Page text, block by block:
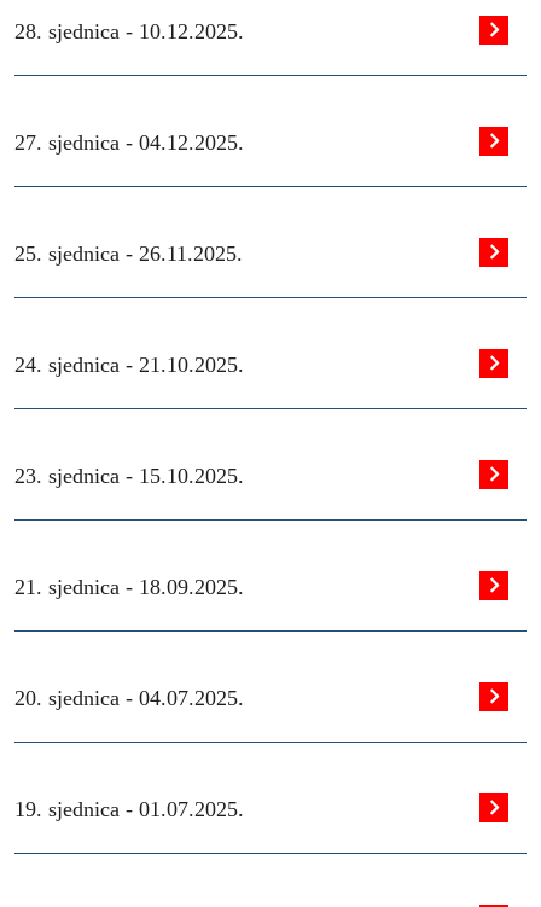
28. sjednica - 10.12.2025.
27. sjednica - 04.12.2025.
25. sjednica - 26.11.2025.
24. sjednica - 21.10.2025.
23. sjednica - 15.10.2025.
21. sjednica - 18.09.2025.
20. sjednica - 04.07.2025.
19. sjednica - 01.07.2025.